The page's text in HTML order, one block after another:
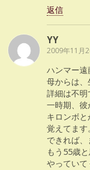
返信
YY
2009年11月
ハンマー遠
母からは、
詳細は不明
一時期、彼
キロンボ
覚えてます。
できれば、
もう55歳
やっていて